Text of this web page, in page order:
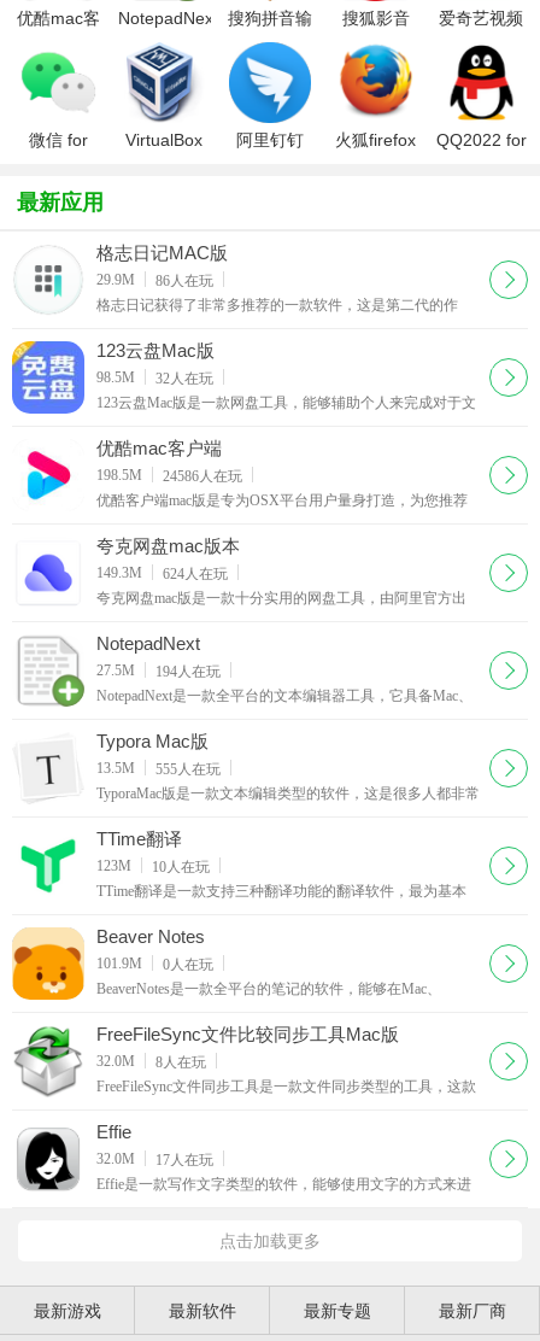
优酷mac客
NotepadNext
搜狗拼音输
入法Mac版
搜狐影音
Mac版
爱奇艺视频
MAC版
微信 for
VirtualBox
阿里钉钉
火狐firefox
QQ2022 for
最新应用
格志日记MAC版
29.9M 86人在玩
格志日记获得了非常多推荐的一款软件，这是第二代的作
iOS等多个端口，让用户能够随时的在自己所需要的设备当
下载
123云盘Mac版
98.5M 32人在玩
123云盘Mac版是一款网盘工具，能够辅助个人来完成对于文
容，这款网盘工具完全没有下载速度上面的限制，能够
下载
优酷mac客户端
198.5M 24586人在玩
优酷客户端mac版是专为OSX平台用户量身打造，为您推荐
传、转码、搜索等强大功能，带给您更流畅更贴心视频体
下载
夸克网盘mac版本
149.3M 624人在玩
夸克网盘mac版是一款十分实用的网盘工具，由阿里官方出
存储文件、图片、视频等资源，上传下载都十分快速，无限
下载
NotepadNext
27.5M 194人在玩
NotepadNext是一款全平台的文本编辑器工具，它具备Mac、
上面已经非常的完善，能够满足用户在日常当中的文
下载
Typora Mac版
13.5M 555人在玩
TyporaMac版是一款文本编辑类型的软件，这是很多人都非常
己的文本的编辑，你可以在Mac上面进行写作，强大的
下载
TTime翻译
123M 10人在玩
TTime翻译是一款支持三种翻译功能的翻译软件，最为基本
足个人对于翻译上面的需求，目前仅仅支持百度翻译、
下载
Beaver Notes
101.9M 0人在玩
BeaverNotes是一款全平台的笔记的软件，能够在Mac、
且这款笔记支持对内容上面的加密，满足个人对于文件加
下载
FreeFileSync文件比较同步工具Mac版
32.0M 8人在玩
FreeFileSync文件同步工具是一款文件同步类型的工具，这款
较，在想NAS或者是网盘等内容进行文件传输之时能够
下载
Effie
32.0M 17人在玩
Effie是一款写作文字类型的软件，能够使用文字的方式来进
下载
点击加载更多
最新游戏 最新软件 最新专题 最新厂商